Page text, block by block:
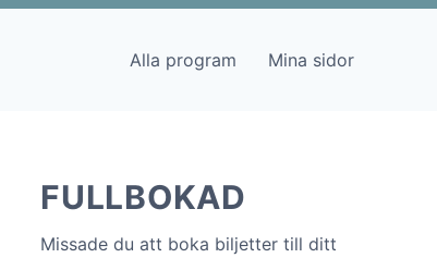
Alla program Mina sidor
FULLBOKAD
Missade du att boka biljetter till ditt